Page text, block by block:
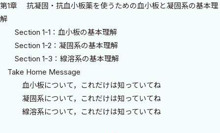
第1章 抗凝固・抗血小板薬を使うための血小板と凝固系の基本理
解
Section 1-1：血小板の基本理解
Section 1-2：凝固系の基本理解
Section 1-3：線溶系の基本理解
Take Home Message
血小板について，これだけは知っていてね
凝固系について，これだけは知っていてね
線溶系について，これだけは知っていてね